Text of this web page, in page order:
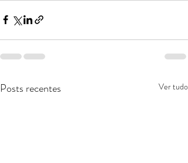
Posts recentes Ver tudo